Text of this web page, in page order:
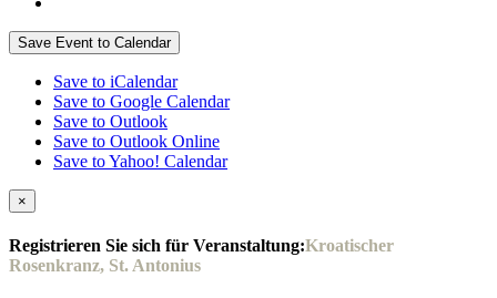
Save Event to Calendar
Save to iCalendar
Save to Google Calendar
Save to Outlook
Save to Outlook Online
Save to Yahoo! Calendar
×
Registrieren Sie sich für Veranstaltung:Kroatischer
Rosenkranz, St. Antonius